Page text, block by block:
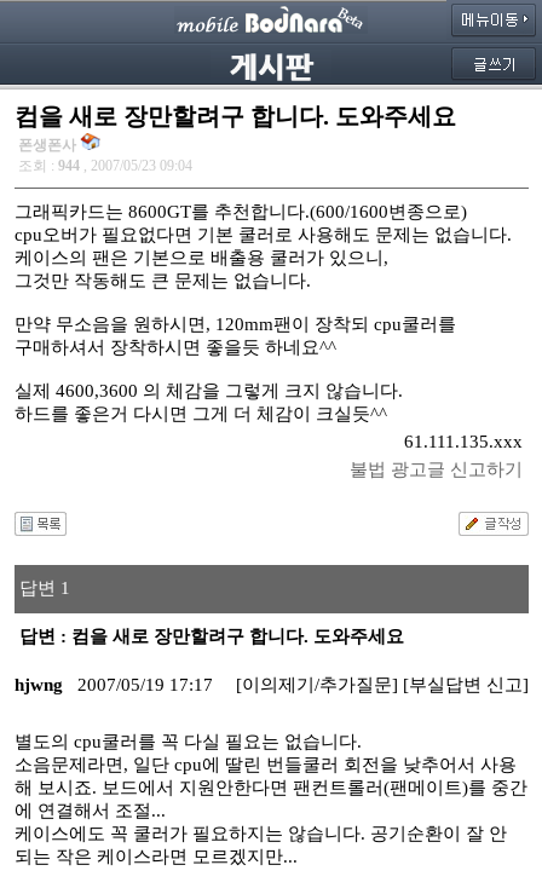
컴을 새로 장만할려구 합니다. 도와주세요
폰생폰사
조회 : 944 , 2007/05/23 09:04
그래픽카드는 8600GT를 추천합니다.(600/1600변종으로)
cpu오버가 필요없다면 기본 쿨러로 사용해도 문제는 없습니다.
케이스의 팬은 기본으로 배출용 쿨러가 있으니,
그것만 작동해도 큰 문제는 없습니다.
만약 무소음을 원하시면, 120mm팬이 장착되 cpu쿨러를
구매하셔서 장착하시면 좋을듯 하네요^^
실제 4600,3600 의 체감을 그렇게 크지 않습니다.
하드를 좋은거 다시면 그게 더 체감이 크실듯^^
61.111.135.xxx
불법 광고글 신고하기
답변 1
답변 : 컴을 새로 장만할려구 합니다. 도와주세요
hjwng 2007/05/19 17:17 [이의제기/추가질문] [부실답변 신고]
별도의 cpu쿨러를 꼭 다실 필요는 없습니다.
소음문제라면, 일단 cpu에 딸린 번들쿨러 회전을 낮추어서 사용
해 보시죠. 보드에서 지원안한다면 팬컨트롤러(팬메이트)를 중간
에 연결해서 조절...
케이스에도 꼭 쿨러가 필요하지는 않습니다. 공기순환이 잘 안
되는 작은 케이스라면 모르겠지만...